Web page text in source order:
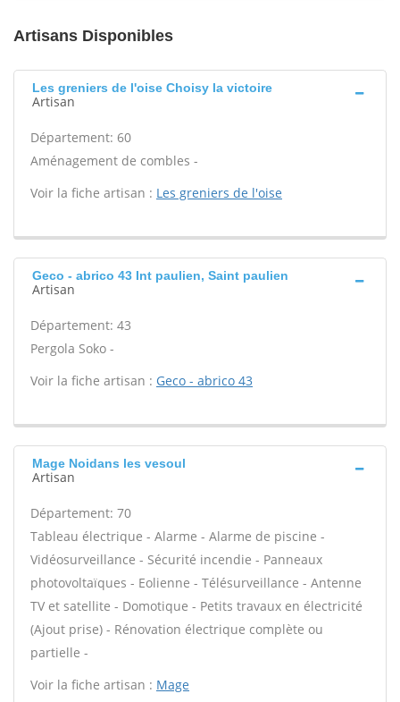
Artisans Disponibles
Les greniers de l'oise Choisy la victoire
Artisan
Département: 60
Aménagement de combles -
Voir la fiche artisan : Les greniers de l'oise
Geco - abrico 43 Int paulien, Saint paulien
Artisan
Département: 43
Pergola Soko -
Voir la fiche artisan : Geco - abrico 43
Mage Noidans les vesoul
Artisan
Département: 70
Tableau électrique - Alarme - Alarme de piscine -
Vidéosurveillance - Sécurité incendie - Panneaux
photovoltaïques - Eolienne - Télésurveillance - Antenne
TV et satellite - Domotique - Petits travaux en électricité
(Ajout prise) - Rénovation électrique complète ou
partielle -
Voir la fiche artisan : Mage